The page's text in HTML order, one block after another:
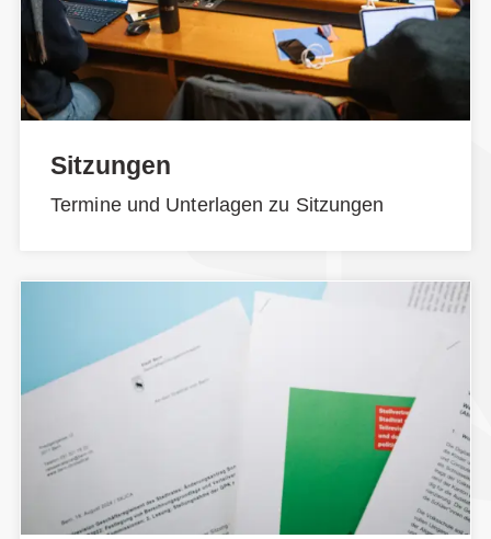
Sitzungen
Termine und Unterlagen zu Sitzungen